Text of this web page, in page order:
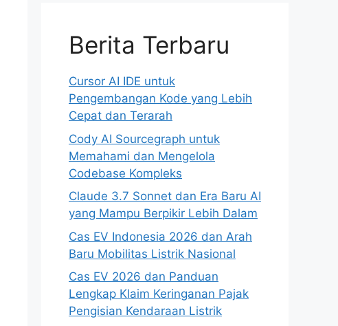
Berita Terbaru
Cursor AI IDE untuk
Pengembangan Kode yang Lebih
Cepat dan Terarah
Cody AI Sourcegraph untuk
Memahami dan Mengelola
Codebase Kompleks
Claude 3.7 Sonnet dan Era Baru AI
yang Mampu Berpikir Lebih Dalam
Cas EV Indonesia 2026 dan Arah
Baru Mobilitas Listrik Nasional
Cas EV 2026 dan Panduan
Lengkap Klaim Keringanan Pajak
Pengisian Kendaraan Listrik